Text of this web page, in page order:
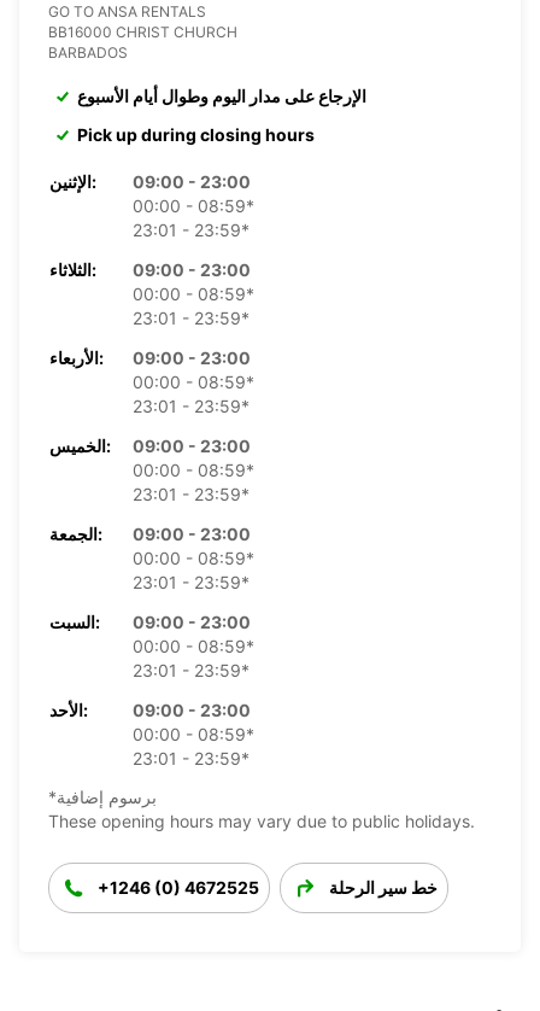
GO TO ANSA RENTALS
BB16000 CHRIST CHURCH
BARBADOS
الإرجاع على مدار اليوم وطوال أيام الأسبوع
Pick up during closing hours
الإثنين:
09:00 - 23:00
00:00 - 08:59*
23:01 - 23:59*
الثلاثاء:
09:00 - 23:00
00:00 - 08:59*
23:01 - 23:59*
الأربعاء:
09:00 - 23:00
00:00 - 08:59*
23:01 - 23:59*
الخميس:
09:00 - 23:00
00:00 - 08:59*
23:01 - 23:59*
الجمعة:
09:00 - 23:00
00:00 - 08:59*
23:01 - 23:59*
السبت:
09:00 - 23:00
00:00 - 08:59*
23:01 - 23:59*
الأحد:
09:00 - 23:00
00:00 - 08:59*
23:01 - 23:59*
*برسوم إضافية
These opening hours may vary due to public holidays.
+1246 (0) 4672525 خط سير الرحلة